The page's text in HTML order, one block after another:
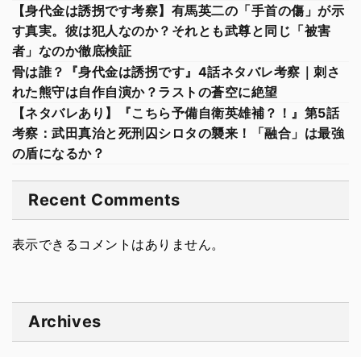
【身代金は誘拐です考察】有馬英二の「手首の傷」が示
す真実。彼は犯人なのか？それとも武尊と同じ「被害
者」なのか徹底検証
骨は誰？『身代金は誘拐です』4話ネタバレ考察｜刺さ
れた熊守は自作自演か？ラストの蒼空に絶望
【ネタバレあり】『こちら予備自衛英雄補？！』第5話
考察：武田真治と死刑囚シロタの襲来！「融合」は最強
の盾になるか？
Recent Comments
表示できるコメントはありません。
Archives